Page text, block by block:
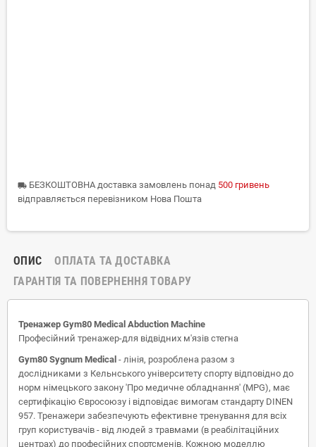
local_shipping БЕЗКОШТОВНА доставка замовлень понад 500 гривень
відправляється перевізником Нова Пошта
ОПИС
ОПЛАТА ТА ДОСТАВКА
ГАРАНТІЯ ТА ПОВЕРНЕННЯ ТОВАРУ
Тренажер Gym80 Medical Abduction Machine
Професійний тренажер-для відвідних м'язів стегна
Gym80 Sygnum Medical - лінія, розроблена разом з
дослідниками з Кельнського університету спорту відповідно до
норм німецького закону 'Про медичне обладнання' (MPG), має
сертифікацію Євросоюзу і відповідає вимогам стандарту DINEN
957. Тренажери забезпечують ефективне тренування для всіх
груп користувачів - від людей з травмами (в реабілітаційних
центрах) до професійних спортсменів. Кожною моделлю